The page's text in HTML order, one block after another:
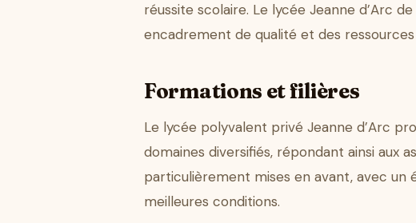
réussite scolaire. Le lycée Jeanne d’Arc
encadrement de qualité et des
Formations et filières
Le lycée polyvalent privé Jeanne d’Arc
domaines diversifiés, répondant ainsi aux
particulièrement mises en avant, avec
meilleures conditions.